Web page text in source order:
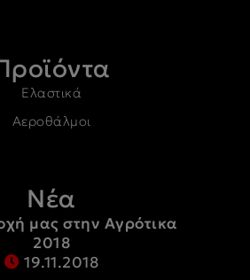
Ελαστικά
Αεροθάλμοι
Νέα
μας στην Αγρότικα
2018
19.11.2018